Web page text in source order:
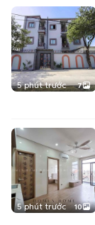
5 phút trước 7
5 phút trước 10